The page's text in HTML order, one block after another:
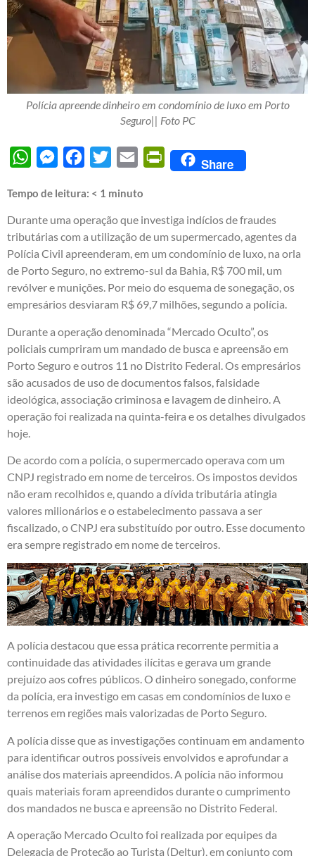
Polícia apreende dinheiro em condomínio de luxo em Porto
Seguro|| Foto PC
WhatsAppMessengerFacebook
Twitter Email PrintFriendly
Share
Tempo de leitura: < 1 minuto
Durante uma operação que investiga indícios de fraudes
tributárias com a utilização de um supermercado, agentes da
Polícia Civil apreenderam, em um condomínio de luxo, na orla
de Porto Seguro, no extremo-sul da Bahia, R$ 700 mil, um
revólver e munições. Por meio do esquema de sonegação, os
empresários desviaram R$ 69,7 milhões, segundo a polícia.
Durante a operação denominada “Mercado Oculto”, os
policiais cumpriram um mandado de busca e apreensão em
Porto Seguro e outros 11 no Distrito Federal. Os empresários
são acusados de uso de documentos falsos, falsidade
ideológica, associação criminosa e lavagem de dinheiro. A
operação foi realizada na quinta-feira e os detalhes divulgados
hoje.
De acordo com a polícia, o supermercado operava com um
CNPJ registrado em nome de terceiros. Os impostos devidos
não eram recolhidos e, quando a dívida tributária atingia
valores milionários e o estabelecimento passava a ser
fiscalizado, o CNPJ era substituído por outro. Esse documento
era sempre registrado em nome de terceiros.
A polícia destacou que essa prática recorrente permitia a
continuidade das atividades ilícitas e gerava um grande
prejuízo aos cofres públicos. O dinheiro sonegado, conforme
da polícia, era investigo em casas em condomínios de luxo e
terrenos em regiões mais valorizadas de Porto Seguro.
A polícia disse que as investigações continuam em andamento
para identificar outros possíveis envolvidos e aprofundar a
análise dos materiais apreendidos. A polícia não informou
quais materiais foram apreendidos durante o cumprimento
dos mandados ne busca e apreensão no Distrito Federal.
A operação Mercado Oculto foi realizada por equipes da
Delegacia de Proteção ao Turista (Deltur), em conjunto com